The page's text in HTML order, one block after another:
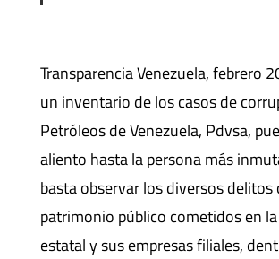
Transparencia Venezuela, febrero
un inventario de los casos de
Petróleos de Venezuela, Pdvsa,
aliento hasta la persona más
basta observar los diversos delitos
patrimonio público cometidos en
estatal y sus empresas filiales,